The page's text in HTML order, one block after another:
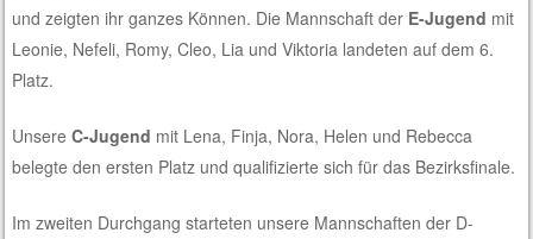
und zeigten ihr ganzes Können. Die Mannschaft der E-Jugend mit
Leonie, Nefeli, Romy, Cleo, Lia und Viktoria landeten auf dem 6.
Platz.
UnsereC-Jugend mit Lena, Finja, Nora, Helen und Rebecca
belegte den ersten Platz und qualifizierte sich für das Bezirksfinale.
Im zweiten Durchgang starteten unsere Mannschaften der D-